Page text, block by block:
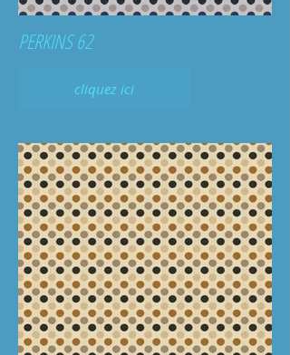
PERKINS 62
cliquez ici